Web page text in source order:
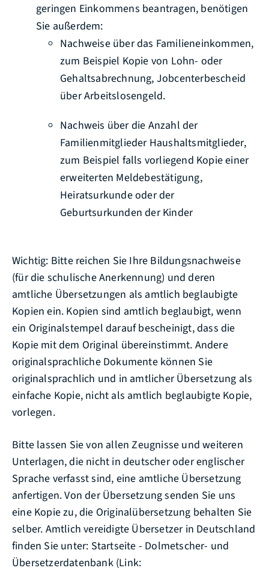
geringen Einkommens beantragen, benötigen
Sie außerdem:
Nachweise über das Familieneinkommen,
zum Beispiel Kopie von Lohn- oder
Gehaltsabrechnung, Jobcenterbescheid
über Arbeitslosengeld.
Nachweis über die Anzahl der
Familienmitglieder Haushaltsmitglieder,
zum Beispiel falls vorliegend Kopie einer
erweiterten Meldebestätigung,
Heiratsurkunde oder der
Geburtsurkunden der Kinder
Wichtig: Bitte reichen Sie Ihre Bildungsnachweise
(für die schulische Anerkennung) und deren
amtliche Übersetzungen als amtlich beglaubigte
Kopien ein. Kopien sind amtlich beglaubigt, wenn
ein Originalstempel darauf bescheinigt, dass die
Kopie mit dem Original übereinstimmt. Andere
originalsprachliche Dokumente können Sie
originalsprachlich und in amtlicher Übersetzung als
einfache Kopie, nicht als amtlich beglaubigte Kopie,
vorlegen.
Bitte lassen Sie von allen Zeugnisse und weiteren
Unterlagen, die nicht in deutscher oder englischer
Sprache verfasst sind, eine amtliche Übersetzung
anfertigen. Von der Übersetzung senden Sie uns
eine Kopie zu, die Originalübersetzung behalten Sie
selber. Amtlich vereidigte Übersetzer in Deutschland
finden Sie unter: Startseite - Dolmetscher- und
Übersetzerdatenbank (Link: